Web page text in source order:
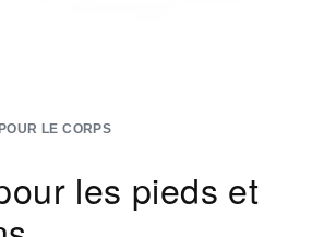
LE CORPS
les pieds et